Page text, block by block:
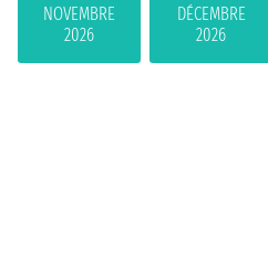
NOVEMBRE
2026
DÉCEMBRE
2026